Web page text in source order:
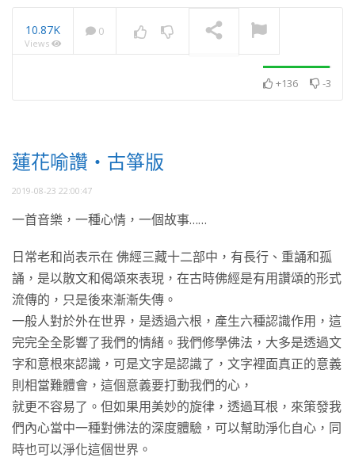
2019憶師恩法會讚頌・正
10.87K
Views
0
+136 -3
蓮花喻讚・古箏版
2019-08-23 22:00:47
一首音樂，一種心情，一個故事……
日常老和尚表示在 佛經三藏十二部中，有長行、重誦和孤
誦，是以散文和偈頌來表現，在古時佛經是有用讚頌的形式
流傳的，只是後來漸漸失傳。
一般人對於外在世界，是透過六根，產生六種認識作用，這
完完全全影響了我們的情緒。我們修學佛法，大多是透過文
字和意根來認識，可是文字是認識了，文字裡面真正的意義
則相當難體會，這個意義要打動我們的心，
就更不容易了。但如果用美妙的旋律，透過耳根，來策發我
們內心當中一種對佛法的深度體驗，可以幫助淨化自心，同
時也可以淨化這個世界。